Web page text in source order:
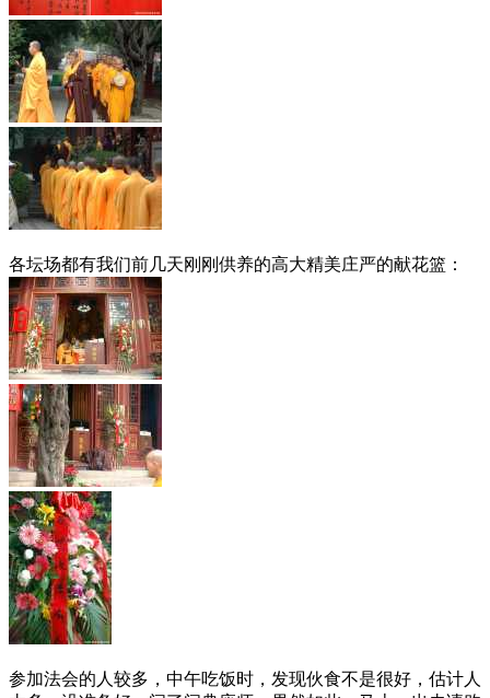
各坛场都有我们前几天刚刚供养的高大精美庄严的献花篮：
参加法会的人较多，中午吃饭时，发现伙食不是很好，估计人